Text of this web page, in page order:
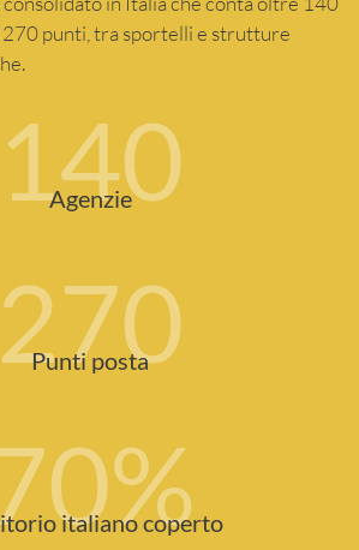
punti, tra sportelli e strutture
140
Agenzie
270
Punti posta
%
italiano coperto